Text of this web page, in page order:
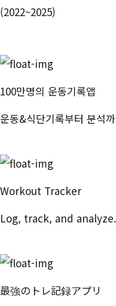
(2022~2025)
100만명의 운동기록앱
운동&식단기록부터 분석
Workout Tracker
Log, track, and analyze.
最強のトレ記録アプリ